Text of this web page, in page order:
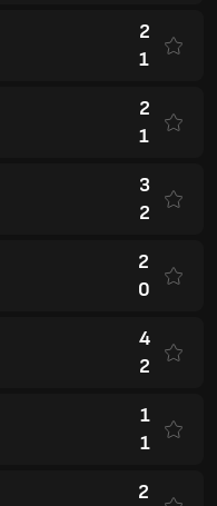
2
1
2
1
3
2
2
0
4
2
1
1
2